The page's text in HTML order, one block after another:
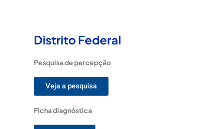
Distrito Federal
Pesquisa de percepção
Veja a pesquisa
Ficha diagnóstica